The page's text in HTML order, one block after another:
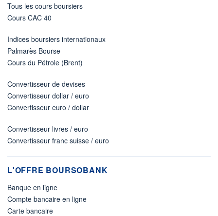
Tous les cours boursiers
Cours CAC 40
Indices boursiers internationaux
Palmarès Bourse
Cours du Pétrole (Brent)
Convertisseur de devises
Convertisseur dollar / euro
Convertisseur euro / dollar
Convertisseur livres / euro
Convertisseur franc suisse / euro
L'OFFRE BOURSOBANK
Banque en ligne
Compte bancaire en ligne
Carte bancaire